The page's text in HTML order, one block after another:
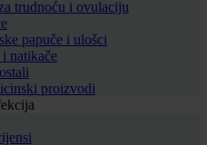
trudnoću i ovulaciju
papuče i ulošci
natikače
proizvodi